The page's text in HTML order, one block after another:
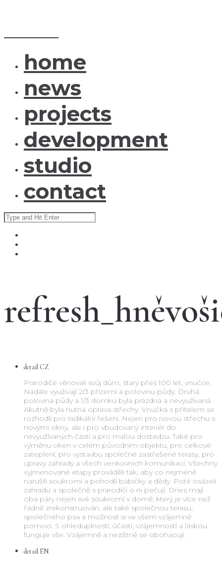
home
news
projects
development
studio
contact
detail CZ
Prarodiče věnovali svůj dům, starý přes 100 let, vnučce.
Nadále využívají 2/3 přízemí a polovinu půdy. Druhá
polovina půdy a 1/3 domku byla prázdná a nevyužívaná.
Akutně byla nutná oprava střechy. Vnučka s přítelem se
rozhodli pro radikální řešení. Nejen pro novou střechu s
novými okny, ale i pro vbudovaný interiér do
nevyužívaných částí a pro malou dostavbu. Také pro
výměnu oken v celém původním objektu, pro celkové
zateplení, pro výstavbu společné zastřešené terasy, pro
úpravy zahrady a všech venkovních komunikací. Všechny
vyjmenované etapy prováděli tak, aby co nejméně
narušili soukromí a pohodlí babičky a dědy. Poté osázeli
zahradu a společně s prarodiči o ni pečují. Dnes mají
oba páry nejen své soukromí v domě, který je více než
řádně zrekonstruován, ale také společnou terasu,
společného psa a možnost si ve všem vzájemně
pomoci. S ohleduplností, účastí, vzájemností a láskou
funguje vše. Vzájemně a nezištně se obohacují.
detail EN